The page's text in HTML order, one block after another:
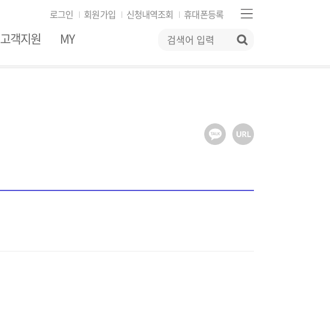
로그인 회원가입 신청내역조회 휴대폰등록
고객지원 MY
검색